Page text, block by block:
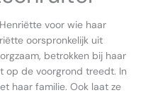
voor wie haar
oorspronkelijk uit
betrokken bij haar
op de voorgrond treedt. In
haar familie. Ook laat ze